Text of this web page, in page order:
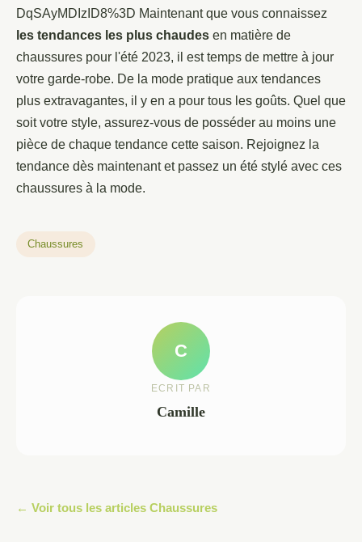
DqSAyMDIzID8%3D Maintenant que vous connaissez
les tendances les plus chaudes en matière de
chaussures pour l'été 2023, il est temps de mettre à jour
votre garde-robe. De la mode pratique aux tendances
plus extravagantes, il y en a pour tous les goûts. Quel que
soit votre style, assurez-vous de posséder au moins une
pièce de chaque tendance cette saison. Rejoignez la
tendance dès maintenant et passez un été stylé avec ces
chaussures à la mode.
Chaussures
C
ECRIT PAR
Camille
← Voir tous les articles Chaussures